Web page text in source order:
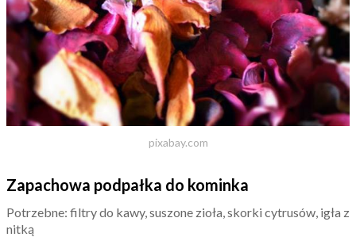
pixabay.com
Zapachowa podpałka do kominka
Potrzebne: filtry do kawy, suszone zioła, skorki cytrusów, igła z
nitką